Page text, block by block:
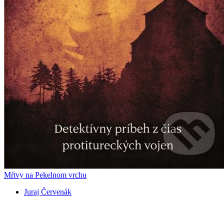
Mŕtvy na Pekelnom vrchu
Juraj Červenák